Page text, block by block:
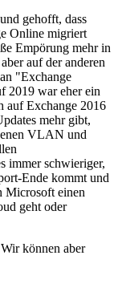
gehofft, dass
Online migriert
Empörung mehr in
auf der anderen
"Exchange
2019 war eher ein
auf Exchange 2016
mehr gibt,
VLAN und
immer schwieriger,
Ende kommt und
Microsoft einen
geht oder
können aber